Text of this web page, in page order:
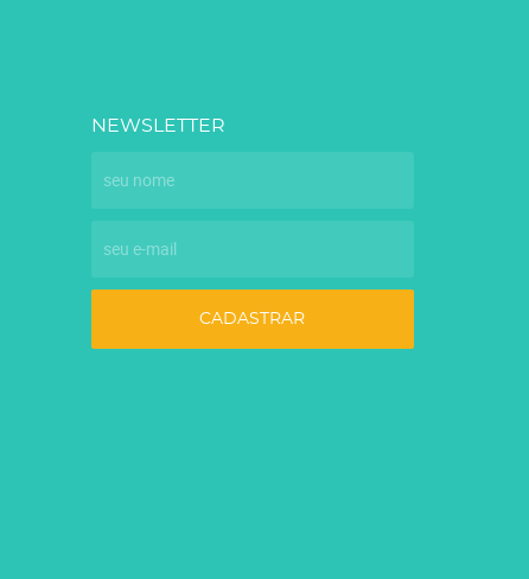
NEWSLETTER
CADASTRAR